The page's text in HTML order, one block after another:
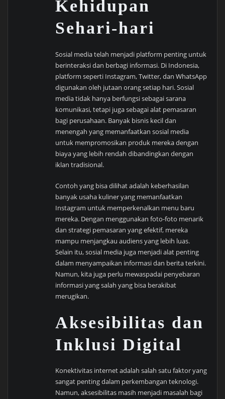
Kehidupan
Sehari-hari
Sosial media telah menjadi platform penting untuk
berinteraksi dan berbagi informasi. Di Indonesia,
platform seperti Instagram, Twitter, dan WhatsApp
digunakan oleh jutaan orang setiap hari. Sosial
media tidak hanya berfungsi sebagai sarana
komunikasi, tetapi juga sebagai alat pemasaran
bagi perusahaan. Banyak bisnis kecil dan
menengah yang memanfaatkan sosial media
untuk mempromosikan produk mereka dengan
biaya yang lebih rendah dibandingkan dengan
iklan tradisional.
Contoh yang bisa dilihat adalah keberhasilan
banyak usaha kuliner yang memanfaatkan
Instagram untuk memperkenalkan menu baru
mereka. Dengan menggunakan foto-foto menarik
dan strategi pemasaran yang efektif, mereka
mampu menjangkau audiens yang lebih luas.
Selain itu, sosial media juga menjadi alat penting
dalam menyampaikan informasi dan berita terkini.
Namun, kita juga perlu mewaspadai penyebaran
informasi yang salah yang bisa berakibat
merugikan.
Aksesibilitas dan
Inklusi Digital
Konektivitas internet adalah salah satu faktor yang
sangat penting dalam perkembangan teknologi.
Namun, aksesibilitas masih menjadi masalah bagi